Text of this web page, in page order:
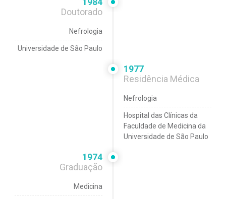
Doutorado
Nefrologia
Universidade de São Paulo
1977
Residência Médica
Nefrologia
Hospital das Clínicas da
Faculdade de Medicina da
Universidade de São Paulo
1974
Graduação
Medicina